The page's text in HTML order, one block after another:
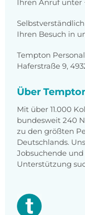
Ihren Anruf unter
Ihren Besuch in
Tempton
Haferstraße 9,
Über
Mit über 11.000
bundesweit 240
zu den größten
Deutschlands.
Jobsuchende
Unterstützung